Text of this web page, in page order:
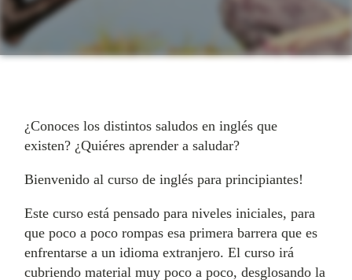
¿Conoces los distintos saludos en inglés que
existen? ¿Quiéres aprender a saludar?
Bienvenido al curso de inglés para principiantes!
Este curso está pensado para niveles iniciales, para
que poco a poco rompas esa primera barrera que es
enfrentarse a un idioma extranjero. El curso irá
cubriendo material muy poco a poco, desglosando la